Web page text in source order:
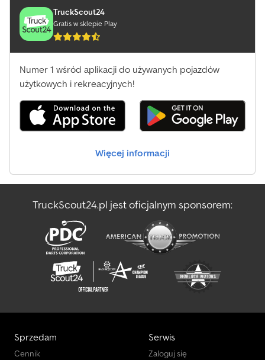
TruckScout24
Gratis w sklepie Play
Numer 1 wśród aplikacji do używanych pojazdów
użytkowych i rekreacyjnych!
Więcej informacji
TruckScout24.pl jest oficjalnym sponsorem:
Sprzedam
Cennik
Serwis
Zaloguj się